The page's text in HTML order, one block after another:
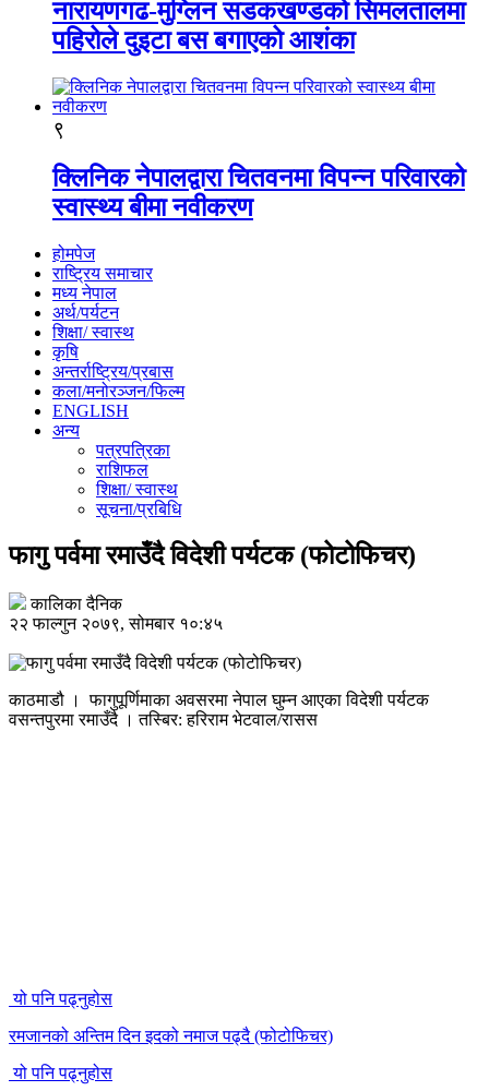
नारायणगढ-मुग्लिन सडकखण्डको सिमलतालमा
पहिरोले दुइटा बस बगाएको आशंका
९
क्लिनिक नेपालद्वारा चितवनमा विपन्न परिवारको
स्वास्थ्य बीमा नवीकरण
होमपेज
राष्ट्रिय समाचार
मध्य नेपाल
अर्थ/पर्यटन
शिक्षा/ स्वास्थ
कृषि
अन्तर्राष्ट्रिय/प्रबास
कला/मनोरञ्जन/फिल्म
ENGLISH
अन्य
पत्रपत्रिका
राशिफल
शिक्षा/ स्वास्थ
सूचना/प्रबिधि
फागु पर्वमा रमाउँदै विदेशी पर्यटक (फोटोफिचर)
कालिका दैनिक
२२ फाल्गुन २०७९, सोमबार १०:४५
काठमाडौ । फागुपूर्णिमाका अवसरमा नेपाल घुम्न आएका विदेशी पर्यटक
वसन्तपुरमा रमाउँदै । तस्बिर: हरिराम भेटवाल/रासस
यो पनि पढ्नुहोस
रमजानको अन्तिम दिन इदको नमाज पढ्दै (फोटोफिचर)
यो पनि पढ्नुहोस